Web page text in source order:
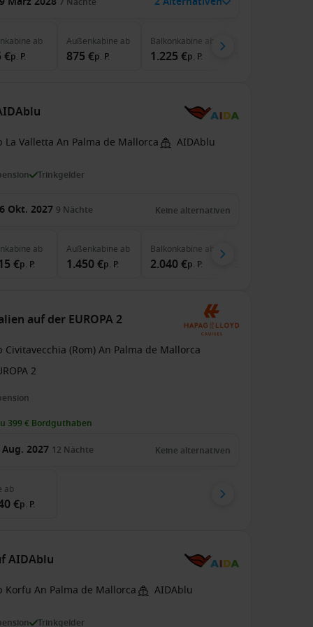
ab
€p. P.
Außenkabine ab
875 €p. P.
Balkonkabine ab
1.225 €p. P.
La Valletta An Palma de Mallorca AIDAblu
Trinkgelder
Okt. 2027 9 Nächte Keine alternativen
ab
€p. P.
Außenkabine ab
1.450 €p. P.
Balkonkabine ab
2.040 €p. P.
auf der EUROPA 2
Civitavecchia (Rom) An Palma de Mallorca
2
399 € Bordguthaben
2027 12 Nächte Keine alternativen
ab
€p. P.
AIDAblu
Korfu An Palma de Mallorca AIDAblu
Trinkgelder